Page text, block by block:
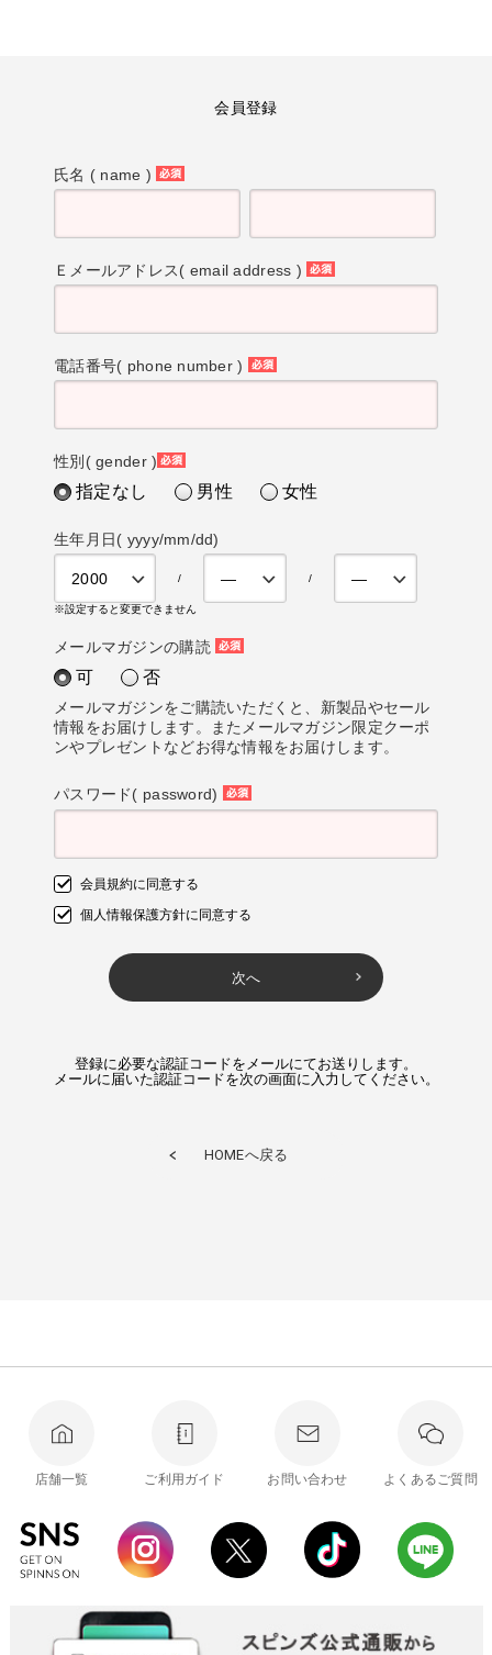
会員登録
氏名 ( name )
(必
Ｅメールアドレス( email address )
(必
電話番号( phone number )
(必
性別( gender )
須)
指定なし 男性 女性
生年月日( yyyy/mm/dd)
※設定すると変更できません
メールマガジンの購読
可 否
メールマガジンをご購読いただくと、新製品やセール
情報をお届けします。またメールマガジン限定クーポ
ンやプレゼントなどお得な情報をお届けします。
パスワード( password)
(必
会員規約に同意する
個人情報保護方針に同意する
次へ
登録に必要な認証コードをメールにてお送りします。
メールに届いた認証コードを次の画面に入力してください。
HOMEへ戻る
店舗一覧 ご利用ガイド お問い合わせ よくあるご質問